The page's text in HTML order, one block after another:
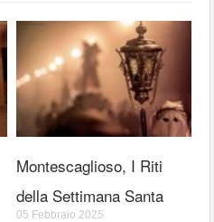
Montescaglioso, I Riti
della Settimana Santa
05 Febbraio 2025